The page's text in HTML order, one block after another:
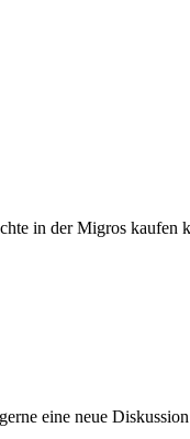
in der Migros kaufen
eine neue Diskussion